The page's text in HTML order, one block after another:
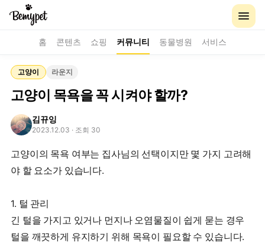
홈 콘텐츠 쇼핑 커뮤니티 동물병원 서비스
고양이 라운지
고양이 목욕을 꼭 시켜야 할까?
김뀨잉
2023.12.03 · 조회 30
고양이의 목욕 여부는 집사님의 선택이지만 몇 가지 고려해
야 할 요소가 있습니다.
1. 털 관리
긴 털을 가지고 있거나 먼지나 오염물질이 쉽게 묻는 경우
털을 깨끗하게 유지하기 위해 목욕이 필요할 수 있습니다.